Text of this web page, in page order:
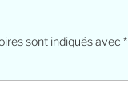
sont indiqués avec *